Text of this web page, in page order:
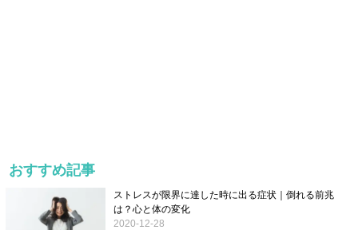
おすすめ記事
ストレスが限界に達した時に出る症状｜倒れる前兆
は？心と体の変化
2020-12-28